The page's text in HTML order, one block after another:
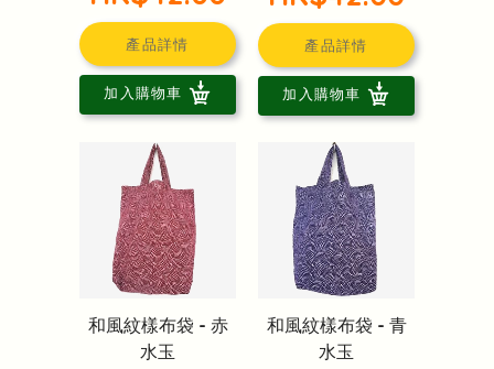
產品詳情
加入購物車
產品詳情
加入購物車
和風紋樣布袋 - 赤
水玉
和風紋樣布袋 - 青
水玉